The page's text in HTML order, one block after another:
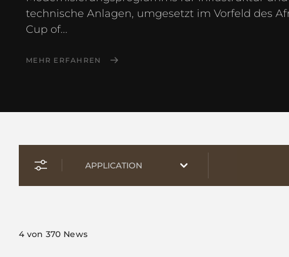
technische Anlagen, umgesetzt im Vorfeld des
Cup of...
MEHR ERFAHREN
4von 370 News